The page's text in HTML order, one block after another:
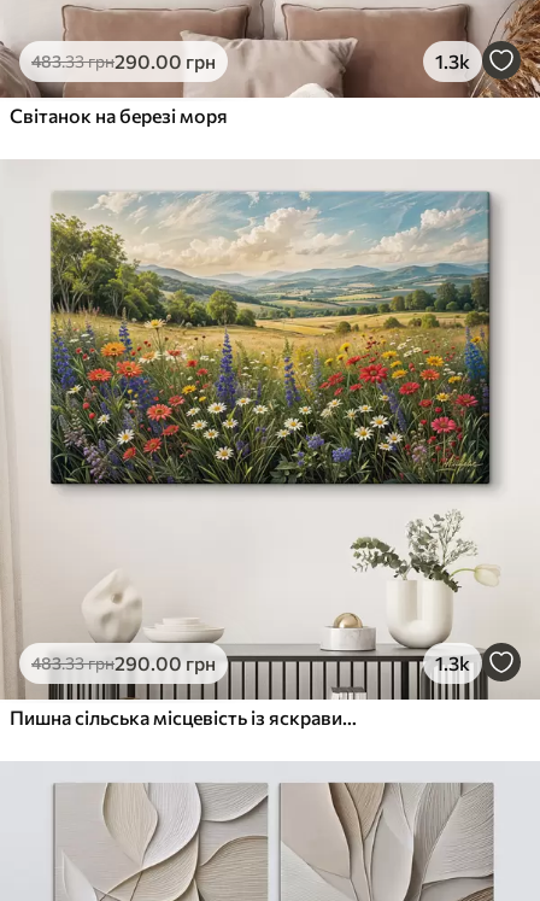
483.33грн290.00 грн 1.3k
Світанок на березі моря
483.33грн290.00 грн 1.3k
Пишна сільська місцевість із яскравим лугом диких квітів, наповненим різнокольоровими квітами під хмарним небом